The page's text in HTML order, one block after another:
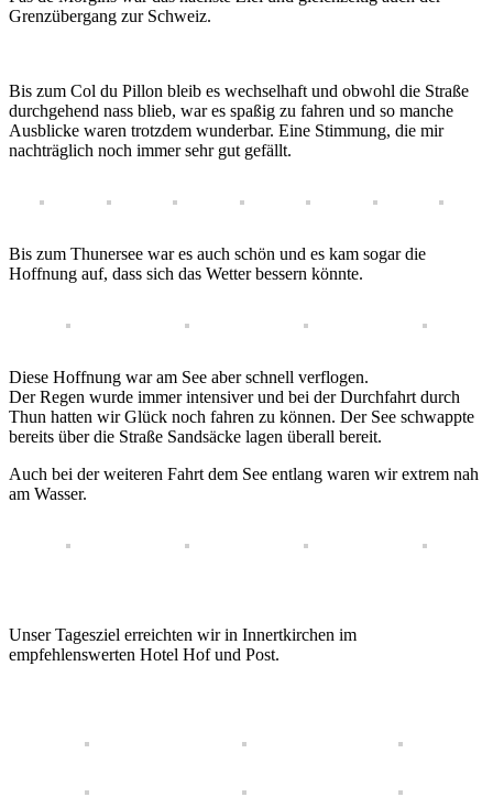
Grenzübergang zur Schweiz.
Bis zum Col du Pillon bleib es wechselhaft und obwohl die Straße
durchgehend nass blieb, war es spaßig zu fahren und so manche
Ausblicke waren trotzdem wunderbar. Eine Stimmung, die mir
nachträglich noch immer sehr gut gefällt.
Bis zum Thunersee war es auch schön und es kam sogar die
Hoffnung auf, dass sich das Wetter bessern könnte.
Diese Hoffnung war am See aber schnell verflogen.
Der Regen wurde immer intensiver und bei der Durchfahrt durch
Thun hatten wir Glück noch fahren zu können. Der See schwappte
bereits über die Straße Sandsäcke lagen überall bereit.
Auch bei der weiteren Fahrt dem See entlang waren wir extrem nah
am Wasser.
Unser Tagesziel erreichten wir in Innertkirchen im
empfehlenswerten Hotel Hof und Post.